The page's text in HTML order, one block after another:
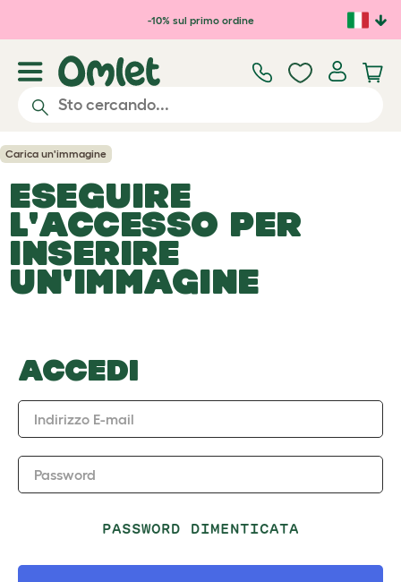
Passa al contenuto principale
-10% sul primo ordine
Carica un'immagine
ESEGUIRE
L'ACCESSO PER
INSERIRE
UN'IMMAGINE
ACCEDI
Indirizzo E-mail
Password
PASSWORD DIMENTICATA